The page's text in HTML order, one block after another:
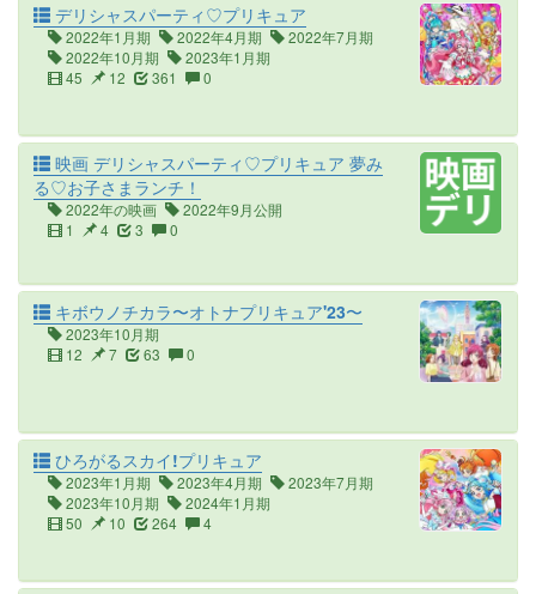
デリシャスパーティ♡プリキュア
2022年1月期 2022年4月期
2022年7月期
2022年10月期
2023年1月期
45
12 361 0
映画 デリシャスパーティ♡プリキュア 夢み
る♡お子さまランチ！
2022年の映画
2022年9月公開
1
4 3 0
キボウノチカラ〜オトナプリキュア'23〜
2023年10月期
12
7 63 0
ひろがるスカイ!プリキュア
2023年1月期 2023年4月期
2023年7月期
2023年10月期
2024年1月期
50
10 264 4